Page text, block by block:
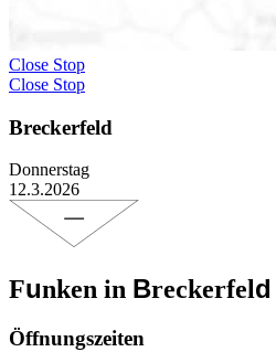
Close Stop
Close Stop
Breckerfeld
Donnerstag
12.3.2026
Funken in Breckerfel d
Öffnungs­zeiten